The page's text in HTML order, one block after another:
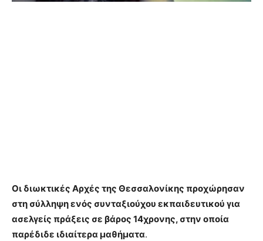
Οι διωκτικές Αρχές της Θεσσαλονίκης προχώρησαν
στη σύλληψη ενός συνταξιούχου εκπαιδευτικού για
ασελγείς πράξεις σε βάρος 14χρονης, στην οποία
παρέδιδε ιδιαίτερα μαθήματα.